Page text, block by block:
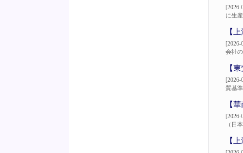
に生
【上
会社
【東
質基
【華
（日
【上